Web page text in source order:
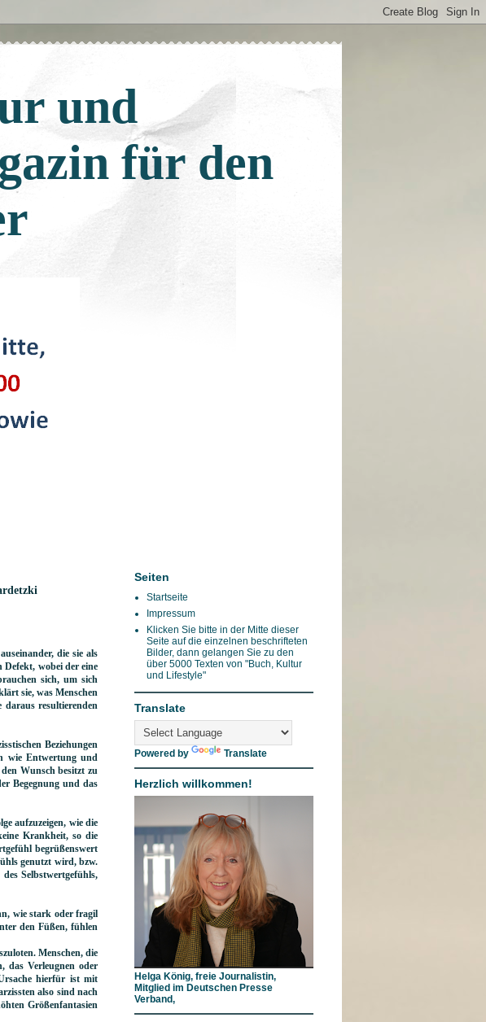
und
für den
die sie als
Defekt, wobei der eine
sich, um sich
sie, was Menschen
daraus resultierenden
Beziehungen
wie Entwertung und
Wunsch besitzt zu
Begegnung und das
aufzuzeigen, wie die
Krankheit, so die
begrüßenswert
genutzt wird, bzw.
Selbstwertgefühls,
wie stark oder fragil
den Füßen, fühlen
Menschen, die
das Verleugnen oder
hierfür ist mit
also sind nach
Größenfantasien
Seiten
Startseite
Impressum
Klicken Sie bitte in der Mitte dieser
Seite auf die einzelnen beschrifteten
Bilder, dann gelangen Sie zu den
über 5000 Texten von "Buch, Kultur
und Lifestyle"
Translate
Powered by Translate
Herzlich willkommen!
Helga König, freie Journalistin,
Mitglied im Deutschen Presse
Verband,